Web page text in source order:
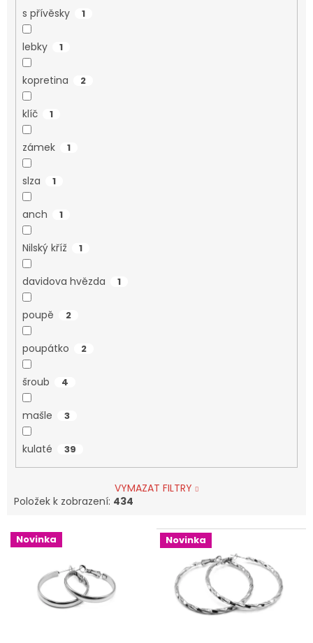
s přívěsky 1
lebky 1
kopretina 2
klíč 1
zámek 1
slza 1
anch 1
Nilský kříž 1
davidova hvězda 1
poupě 2
poupátko 2
šroub 4
mašle 3
kulaté 39
VYMAZAT FILTRY
Položek k zobrazení: 434
V
ý
Novinka Novinka